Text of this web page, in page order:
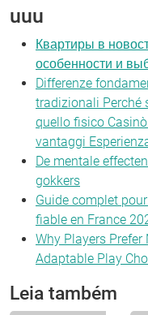
uuu
Квартиры в
особенности и
Differenze
tradizionali Perché
quello fisico
vantaggi
De mentale
gokkers
Guide complet
fiable en France
Why Players
Adaptable Play
Leia também